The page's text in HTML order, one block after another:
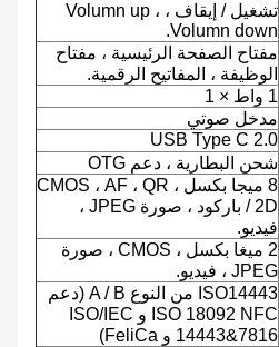
تشغيل / إيقاف ، Volumn up ،
Volumn down.
مفتاح الصفحة الرئيسية ، مفتاح
الوظيفة ، المفاتيح الرقمية.
1 واط × 1
مدخل صوتي
USB Type C 2.0
شحن البطارية ، دعم OTG
8 ميجا بكسل ، CMOS ، AF ، QR
/ 2D باركود ، صورة JPEG ،
فيديو.
2 ميغا بكسل ، CMOS ، صورة
JPEG ، فيديو.
ISO14443 من النوع A / B (دعم
ISO 18092 NFC و ISO/IEC
14443&7816 و FeliCa)